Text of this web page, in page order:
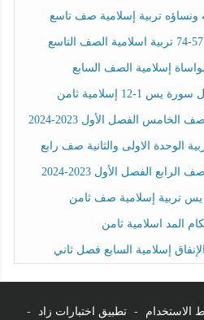
تربية إسلامية صف تاسع
إسلامية الصف السابع
إسلامية ثامن
الفصل الأول 2023-2024
الوحدة الاولى والثانية صف رابع
الفصل الأول 2023-2024
تربية إسلامية صف ثامن
المد اسلامية ثامن
إسلامية السابع فصل ثاني
الاستخدام - تطبيق اختبارات زاد -